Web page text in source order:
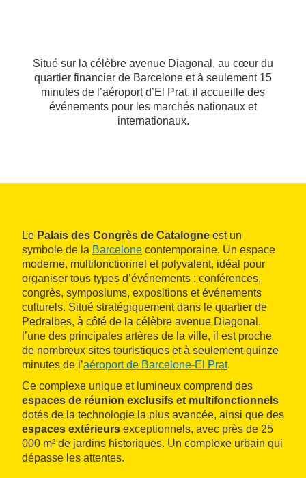
Situé sur la célèbre avenue Diagonal, au cœur du
quartier financier de Barcelone et à seulement 15
minutes de l’aéroport d’El Prat, il accueille des
événements pour les marchés nationaux et
internationaux.
Le Palais des Congrès de Catalogne est un
symbole de la Barcelone contemporaine. Un espace
moderne, multifonctionnel et polyvalent, idéal pour
organiser tous types d’événements : conférences,
congrès, symposiums, expositions et événements
culturels. Situé stratégiquement dans le quartier de
Pedralbes, à côté de la célèbre avenue Diagonal,
l’une des principales artères de la ville, il est proche
de nombreux sites touristiques et à seulement quinze
minutes de l’aéroport de Barcelone-El Prat.
Ce complexe unique et lumineux comprend des
espaces de réunion exclusifs et multifonctionnels
dotés de la technologie la plus avancée, ainsi que des
espaces extérieurs exceptionnels, avec près de 25
000 m² de jardins historiques. Un complexe urbain qui
dépasse les attentes.